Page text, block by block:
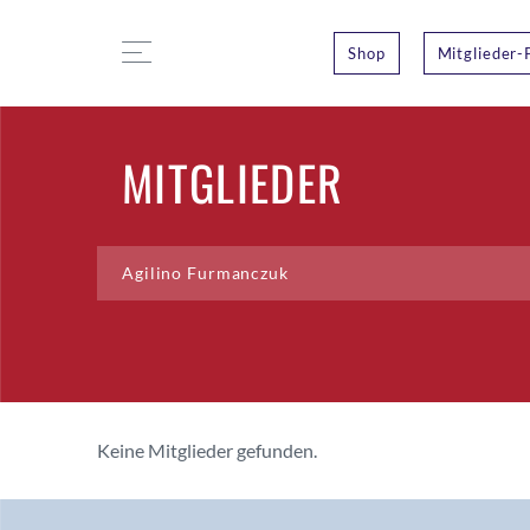
Shop Mitglieder-
MITGLIEDER
Keine Mitglieder gefunden.